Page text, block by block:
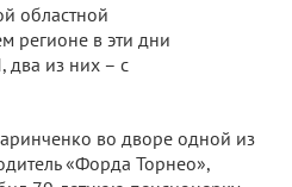
областной
регионе в эти дни
два из них – с
во дворе одной из
«Форда Торнео»,